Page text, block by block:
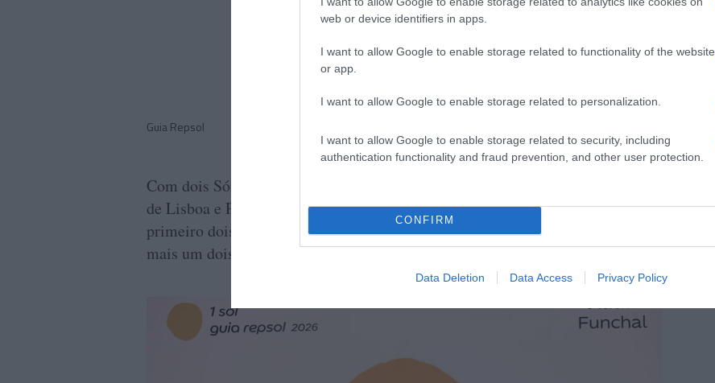
web or device identifiers in apps.
I want to allow Google to enable storage related to functionality of the website
or app.
I want to allow Google to enable storage related to personalization.
I want to allow Google to enable storage related to security, including
authentication functionality and fraud prevention, and other user protection.
CONFIRM
Data Deletion Data Access Privacy Policy
Guia Repsol
Com dois Sóis foram agora premiados nove restaurantes, a maioria nas zonas
de Lisboa e Porto, constituindo-se como novidade o Palatial, que conquista o
primeiro dois Sóis para Braga, e oDesarma, de Octávio Freitas
mais um dois Sóis para o Funchal.